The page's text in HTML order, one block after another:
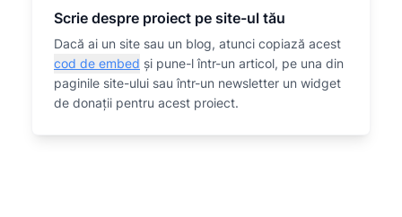
Scrie despre proiect pe site-ul tău
Dacă ai un site sau un blog, atunci copiază acest
cod de embed și pune-l într-un articol, pe una din
paginile site-ului sau într-un newsletter un widget
de donații pentru acest proiect.